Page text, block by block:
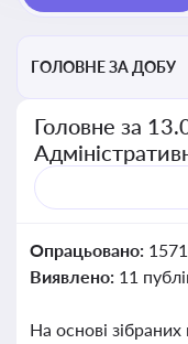
ГОЛОВНЕ ЗА ДОБУ
Головне за
Опрацьовано:
Виявлено: 11
На основі